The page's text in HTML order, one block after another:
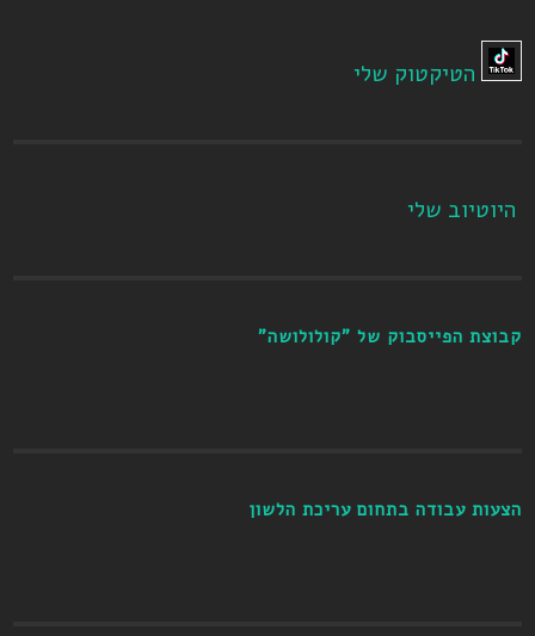
הטיקטוק שלי
היוטיוב שלי
קבוצת הפייסבוק של "קולולושה"
הצעות עבודה בתחום עריכת הלשון